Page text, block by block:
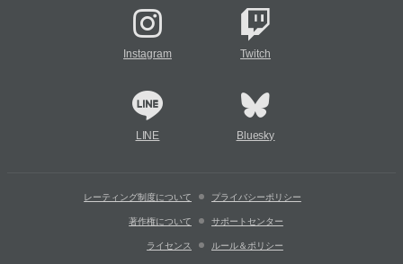
Instagram Twitch
LINE Bluesky
レーティング制度について プライバシーポリシー
著作権について サポートセンター
ライセンス ルール＆ポリシー